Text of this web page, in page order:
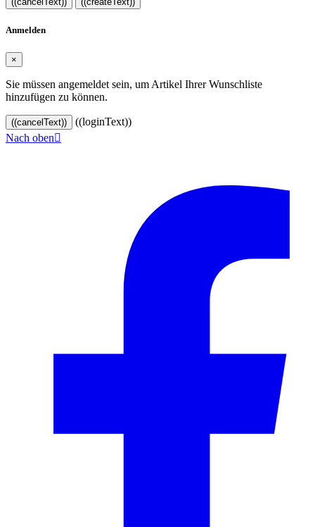
Anmelden
×
Sie müssen angemeldet sein, um Artikel Ihrer Wunschliste
hinzufügen zu können.
((cancelText))
((loginText))
Nach oben